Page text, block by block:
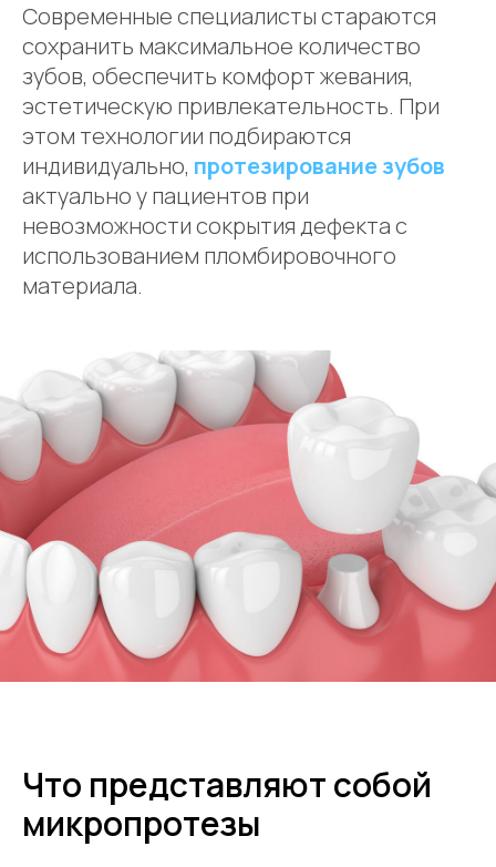
Современные специалисты стараются
сохранить максимальное количество
зубов, обеспечить комфорт жевания,
эстетическую привлекательность. При
этом технологии подбираются
индивидуально, протезирование зубов
актуально у пациентов при
невозможности сокрытия дефекта с
использованием пломбировочного
материала.
Что представляют собой
микропротезы